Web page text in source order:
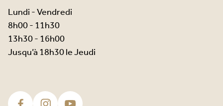
Lundi - Vendredi
8h00 - 11h30
13h30 - 16h00
Jusqu’à 18h30 le Jeudi